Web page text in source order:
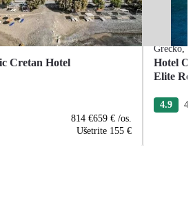
Cretan Hotel
814 €659 € /os.
Ušetrite 155 €
Grécko,
Hotel
Elite
4.9